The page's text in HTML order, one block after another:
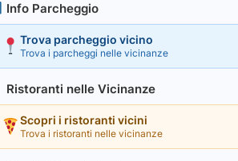
Info Parcheggio
Trova parcheggio vicino
Trova i parcheggi nelle vicinanze
Ristoranti nelle Vicinanze
Scopri i ristoranti vicini
Trova i ristoranti nelle vicinanze